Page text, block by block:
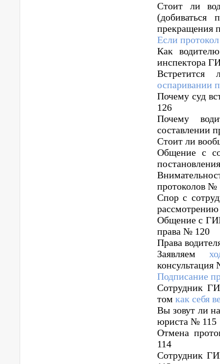
Стоит ли
(добиваться
прекращения
Если
Как
инспектора
оспаривании
Почему суд
126
Почему
составлении
Стоит ли
Общение с
протоколов №
Спор с
Общение с
права № 120
Права
Заявляем
консультация
Подписание
Сотрудник
том как себя
Вы зовут ли
юриста № 115
Отмена
114
Сотрудник